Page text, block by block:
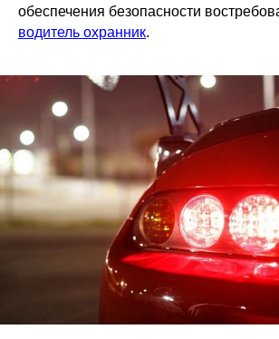
обеспечения безопасности
водитель охранник.